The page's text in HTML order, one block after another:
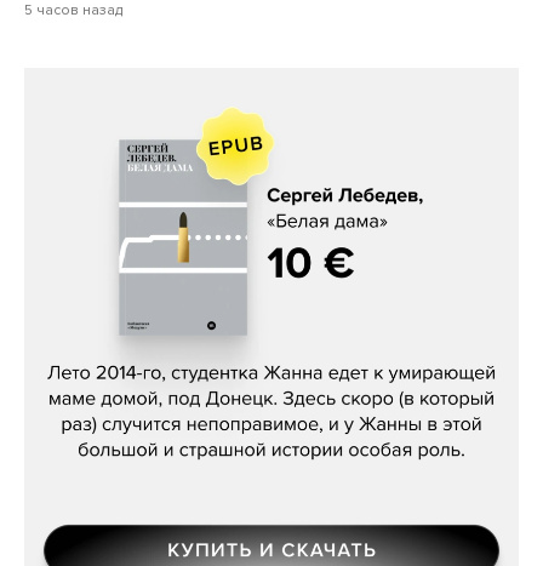
5 часов назад
Сергей Лебедев, «Белая дама»